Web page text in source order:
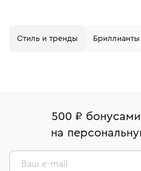
Стиль и тренды
500 ₽
на
Ваш e-mail